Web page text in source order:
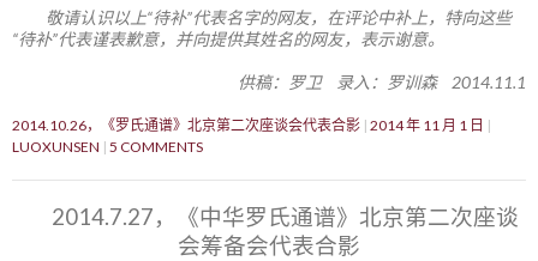
敬请认识以上“待补”代表名字的网友，在评论中补上，特向这些
“待补”代表谨表歉意，并向提供其姓名的网友，表示谢意。
供稿：罗卫 录入：罗训森 2014.11.1
2014.10.26，《罗氏通谱》北京第二次座谈会代表合影 2014 年 11 月 1 日
LUOXUNSEN 5 COMMENTS
2014.7.27，《中华罗氏通谱》北京第二次座谈
会筹备会代表合影